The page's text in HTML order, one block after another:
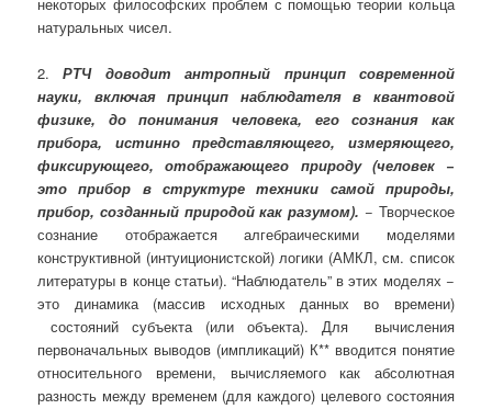
натуральных чисел.
2.РТЧ доводит ан­тропный принцип современной
науки, включая принцип наблюдателя в квантовой
физике, до понимания человека, его сознания как
прибо­ра, истинно представляющего, измеряющего,
фиксирующего, отобра­жающего природу (человек −
это прибор в структуре техники самой природы,
прибор, созданный природой как разумом). − Творческое
сознание отображается алгебраическими моделями
конструктивной (интуиционистской) логики (АМКЛ, см. список
литературы в конце статьи). “Наблюдатель” в этих моделях −
это динамика (массив исходных данных во времени)
состояний субъекта (или объекта). Для вычисления
первоначальных выводов (импликаций) К** вводится понятие
относительного времени, вычисляемого как абсолютная
разность между временем (для каждого) целевого состояния